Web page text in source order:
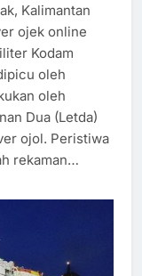
Kalimantan
ojek online
Kodam
oleh
oleh
Dua (Letda)
ojol. Peristiwa
rekaman…